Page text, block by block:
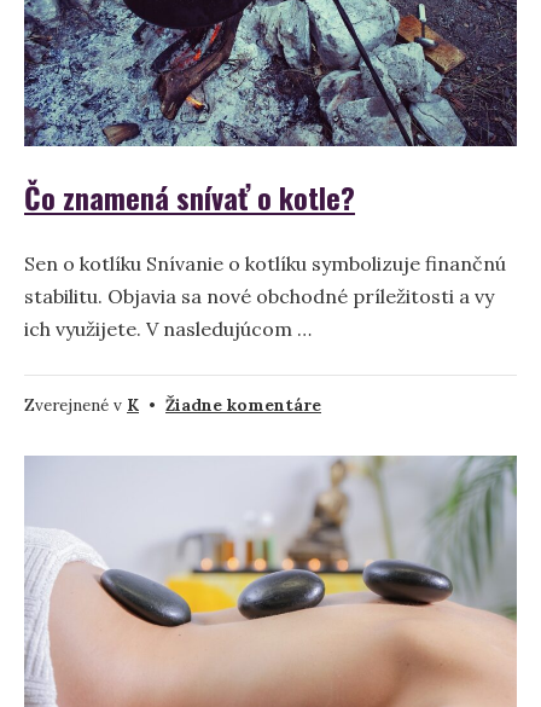
Čo znamená snívať o kotle?
Sen o kotlíku Snívanie o kotlíku symbolizuje finančnú
stabilitu. Objavia sa nové obchodné príležitosti a vy
ich využijete. V nasledujúcom …
Zverejnené v K • Žiadne komentárena
znamená
snívať
o
kotle?